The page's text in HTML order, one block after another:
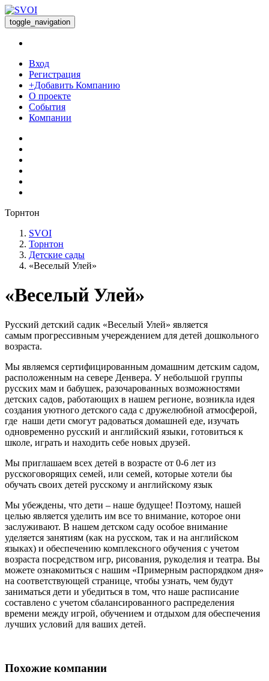
toggle_navigation
Вход
Регистрация
+Добавить Компанию
О проекте
События
Компании
Торнтон
SVOI
Торнтон
Детские сады
«Веселый Улей»
«Веселый Улей»
Русский детский садик «Веселый Улей» является
самым прогрессивным учереждением для детей дошкольного
возраста.
Мы являемся сертифицированным домашним детским садом,
расположенным на севере Денвера. У небольшой группы
русских мам и бабушек, разочарованных возможностями
детских садов, работающих в нашем регионе, возникла идея
создания уютного детского сада с дружелюбной атмосферой,
где наши дети смогут радоваться домашней еде, изучать
одновременно русский и английский языки, готовиться к
школе, играть и находить себе новых друзей.
Мы приглашаем всех детей в возрасте от 0-6 лет из
русскоговорящих семей, или семей, которые хотели бы
обучать своих детей русскому и английскому язык
Мы убеждены, что дети – наше будущее! Поэтому, нашей
целью является уделить им все то внимание, которoе они
заслуживают. В нашем детском саду особое внимание
уделяется занятиям (как на русском, так и на английском
языках) и обеспечению комплексного обучения с учетом
возраста посредством игр, рисования, рукоделия и театра. Вы
можете ознакомиться с нашим «Примерным распорядком дня»
на соответствующей странице, чтобы узнать, чем будут
заниматься дети и убедиться в том, что наше расписание
составлено с учетом сбалансированного распределения
времени между игрой, обучением и отдыхом для обеспечения
лучших условий для ваших детей.
Похожие компании